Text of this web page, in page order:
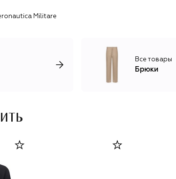
Militare
Все товары
Брюки